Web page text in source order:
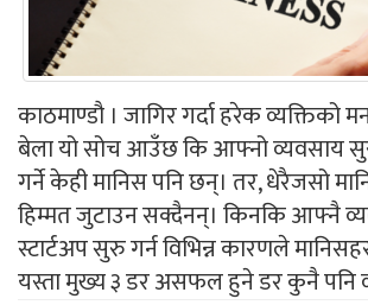
काठमाण्डौ । जागिर गर्दा हरेक
बेला यो सोच आउँछ कि आफ्नो व्यवसाय
गर्ने केही मानिस पनि छन्। तर, धेरैजसो
हिम्मत जुटाउन सक्दैनन्। किनकि आफ्नै
स्टार्टअप सुरु गर्न विभिन्न कारणले
यस्ता मुख्य ३ डर असफल हुने डर कुनै पनि